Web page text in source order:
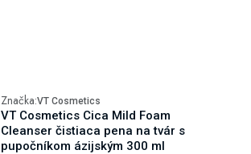
Značka:VT Cosmetics
VT Cosmetics Cica Mild Foam
Cleanser čistiaca pena na tvár s
pupočníkom ázijským 300 ml